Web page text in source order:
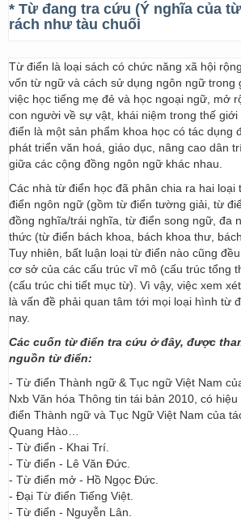
* Từ đang tra cứu (Ý nghĩa của
rách như tàu chuối
Từ điển là loại sách có chức năng xã hội
vốn từ ngữ và cách sử dụng ngôn ngữ trong
việc học tiếng mẹ đẻ và học ngoại ngữ, mở
con người về sự vật, khái niệm trong thế
điển là một sản phẩm khoa học có tác dụng
phát triển văn hoá, giáo dục, nâng cao dân
giữa các cộng đồng ngôn ngữ khác nhau.
Các nhà từ điển học đã phân chia ra hai loại
điển ngôn ngữ (gồm từ điển tường giải, từ
đồng nghĩa/trái nghĩa, từ điển song ngữ, đa
thức (từ điển bách khoa, bách khoa thư,
Tuy nhiên, bất luận loại từ điển nào cũng
cơ sở của các cấu trúc vĩ mô (cấu trúc tổng
(cấu trúc chi tiết mục từ). Vì vậy, việc xem
là vấn đề phải quan tâm tới mọi loại hình từ
nay.
Các cuốn từ điển tra cứu ở đây, được
nguồn từ điển:
- Từ điển Thành ngữ & Tục ngữ Việt Nam
Nxb Văn hóa Thông tin tái bản 2010, có
điển Thành ngữ và Tục Ngữ Việt Nam của
Quang Hào…
- Từ điển - Khai Trí.
- Từ điển - Lê Văn Đức.
- Từ điển mở - Hồ Ngọc Đức.
- Đại Từ điển Tiếng Việt.
- Từ điển - Nguyễn Lân.